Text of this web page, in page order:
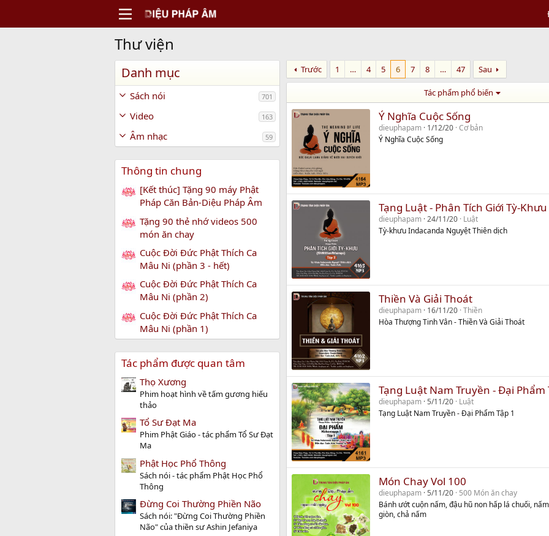
Thư viện
Danh mục
Sách nói 701
Video 163
Âm nhạc 59
Thông tin chung
[Kết thúc] Tặng 90 máy Phật
Pháp Căn Bản-Diệu Pháp Âm
Tặng 90 thẻ nhớ videos 500
món ăn chay
Cuộc Đời Đức Phật Thích Ca
Mâu Ni (phần 3 - hết)
Cuộc Đời Đức Phật Thích Ca
Mâu Ni (phần 2)
Cuộc Đời Đức Phật Thích Ca
Mâu Ni (phần 1)
Tác phẩm được quan tâm
Thọ Xương
Phim hoạt hình về tấm gương hiếu
thảo
Tổ Sư Đạt Ma
Phim Phật Giáo - tác phẩm Tổ Sư Đạt
Ma
Phật Học Phổ Thông
Sách nói - tác phẩm Phật Học Phổ
Thông
Đừng Coi Thường Phiền Não
Sách nói: "Đừng Coi Thường Phiền
Não" của thiền sư Ashin Jefaniya
Trước 1 … 4 5 6 7 8 … 47 Sau
Tác phẩm phổ biến
Ý Nghĩa Cuộc Sống
dieuphapam 1/12/20 Cơ bản
Ý Nghĩa Cuộc Sống
Tạng Luật - Phân Tích Giới Tỳ-Khưu
dieuphapam 24/11/20 Luật
Tỳ-khưu Indacanda Nguyệt Thiên dịch
Thiền Và Giải Thoát
dieuphapam 16/11/20 Thiền
Hòa Thượng Tinh Vân - Thiền Và Giải Thoát
Tạng Luật Nam Truyền - Đại Phẩm
dieuphapam 5/11/20 Luật
Tạng Luật Nam Truyền - Đại Phẩm Tập 1
Món Chay Vol 100
dieuphapam 5/11/20 500 Món ăn chay
Bánh ướt cuộn nấm, đậu hũ non hấp lá chuối,
giòn, chả nấm